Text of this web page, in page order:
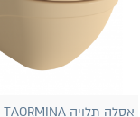
אסלה תלויה TAORMINA קשמיר מט